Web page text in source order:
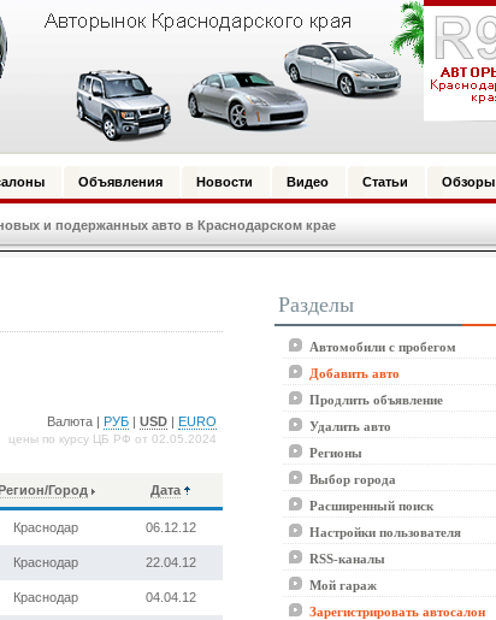
Объявления Новости Видео Статьи Обзоры
и подержанных авто в Краснодарском крае
Валюта | РУБ |USD EURO
цены по курсу ЦБ РФ от 02.05.2024
Регион/Город Дата
Краснодар 06.12.12
Краснодар 22.04.12
Краснодар 04.04.12
Разделы
Автомобили с пробегом
Добавить авто
Продлить объявление
Удалить авто
Регионы
Выбор города
Расширенный поиск
Настройки пользователя
RSS-каналы
Мой гараж
Зарегистрировать автосалон